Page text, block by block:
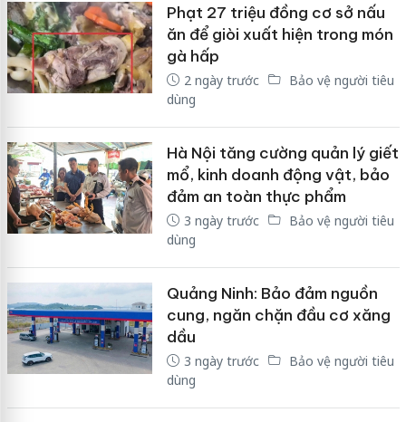
Phạt 27 triệu đồng cơ sở nấu
ăn để giòi xuất hiện trong món
gà hấp
2 ngày trước
Bảo vệ người tiêu
dùng
Hà Nội tăng cường quản lý giết
mổ, kinh doanh động vật, bảo
đảm an toàn thực phẩm
3 ngày trước
Bảo vệ người tiêu
dùng
Quảng Ninh: Bảo đảm nguồn
cung, ngăn chặn đầu cơ xăng
dầu
3 ngày trước
Bảo vệ người tiêu
dùng